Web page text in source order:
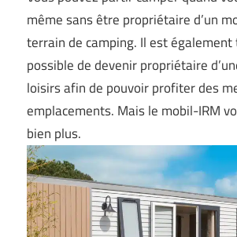
même sans être propriétaire d’un
terrain de camping. Il est
possible de devenir propriétaire
loisirs afin de pouvoir profiter des
emplacements. Mais le mobil-IRM
bien plus.